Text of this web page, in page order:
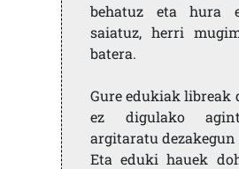
behatuz eta hura
saiatuz, herri
batera.
Gure edukiak libreak
ez digulako
argitaratu dezakegun
Eta eduki hauek